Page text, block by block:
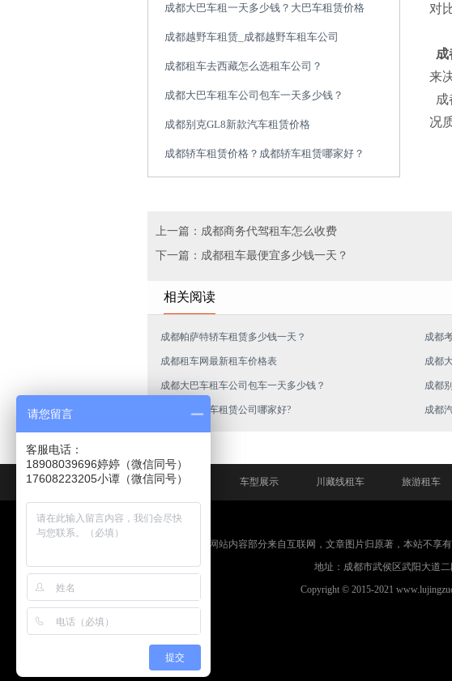
成都大巴车租一天多少钱？大巴车租赁价格
成都越野车租赁_成都越野车租车公司
成都租车去西藏怎么选租车公司？
成都大巴车租车公司包车一天多少钱？
成都别克GL8新款汽车租赁价格
成都轿车租赁价格？成都轿车租赁哪家好？
对
成
来
成
况
上一篇：成都商务代驾租车怎么收费
下一篇：成都租车最便宜多少钱一天？
相关阅读
成都帕萨特轿车租赁多少钱一天？ 成都
成都租车网最新租车价格表 成都
成都大巴车租车公司包车一天多少钱？ 成都
成都商务汽车租赁公司哪家好? 成都
网站首页 车型展示 川藏线租车 旅游租车
免责申明：本网站内容部分来自互联网，文章图片归原著，本站不
地址：成都市武侯区武阳大道
Copyright © 2015-2021
请您留言
客服电话：
18908039696婷婷（微信同号）
提交